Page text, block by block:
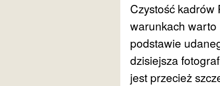
Czystość kadrów
warunkach warto
podstawie
dzisiejsza
jest przecież